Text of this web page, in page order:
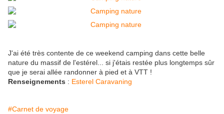
J'ai été très contente de ce weekend camping dans cette belle
nature du massif de l'estérel... si j'étais restée plus longtemps sûr
que je serai allée randonner à pied et à VTT !
Renseignements : Esterel Caravaning
#Carnet de voyage